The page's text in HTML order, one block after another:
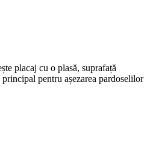
placaj cu o plasă, suprafață
pentru așezarea pardoselilor